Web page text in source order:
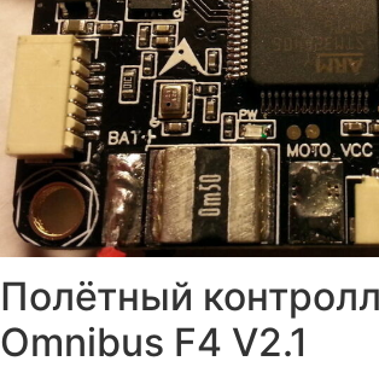
Полётный
Omnibus F4 V2.1